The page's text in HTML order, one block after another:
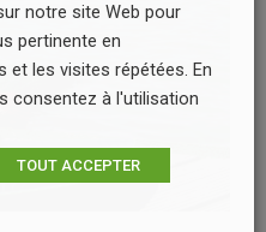
notre site Web pour
pertinente en
les visites répétées. En
consentez à l'utilisation
TOUT ACCEPTER